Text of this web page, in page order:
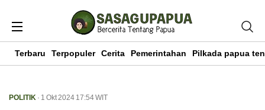
Terbaru Terpopuler Cerita Pemerintahan Pilkada papua
POLITIK · 1 Okt 2024 17:54WIT